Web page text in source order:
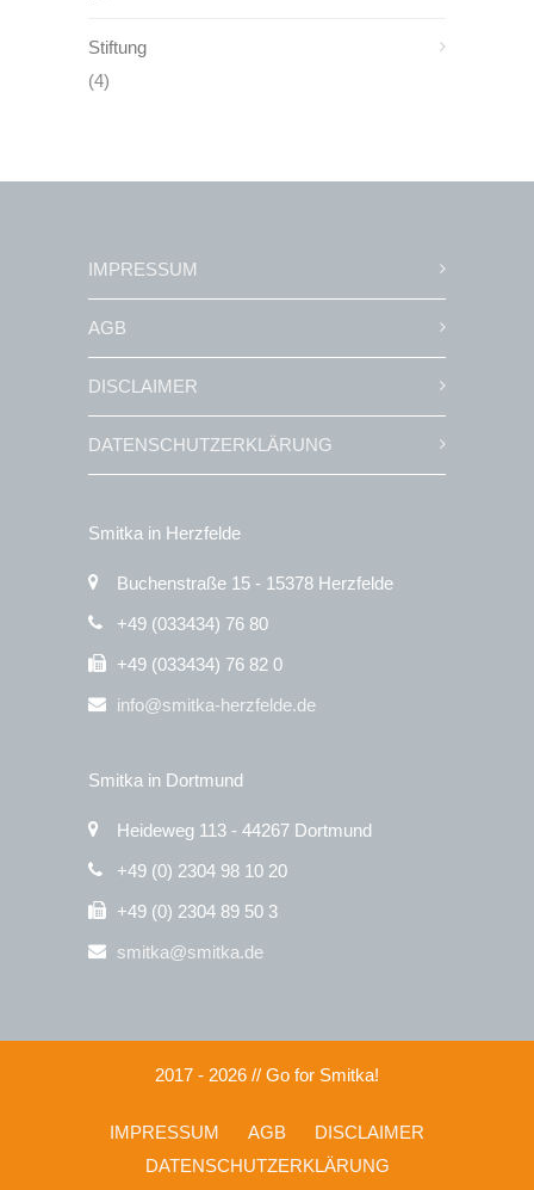
Stiftung
(4)
IMPRESSUM
AGB
DISCLAIMER
DATENSCHUTZERKLÄRUNG
Smitka in Herzfelde
Buchenstraße 15 - 15378 Herzfelde
+49 (033434) 76 80
+49 (033434) 76 82 0
info@smitka-herzfelde.de
Smitka in Dortmund
Heideweg 113 - 44267 Dortmund
+49 (0) 2304 98 10 20
+49 (0) 2304 89 50 3
smitka@smitka.de
2017 - 2026 // Go for Smitka!
IMPRESSUM AGB
DISCLAIMER
DATENSCHUTZERKLÄRUNG